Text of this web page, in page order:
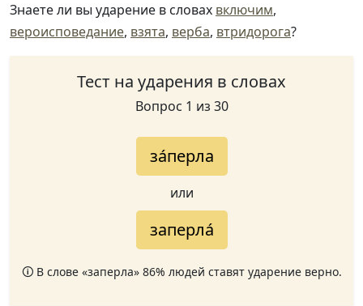
Знаете ли вы ударение в словах включим,
вероисповедание, взята, верба, втридорога?
Тест на ударения в словах
Вопрос 1 из 30
за́перла
или
заперла́
🛈 В слове «заперла» 86% людей ставят ударение верно.